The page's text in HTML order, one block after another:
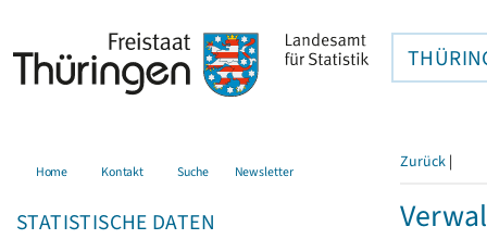
Home Kontakt Suche Newsletter
STATISTISCHE DATEN
Zurück |